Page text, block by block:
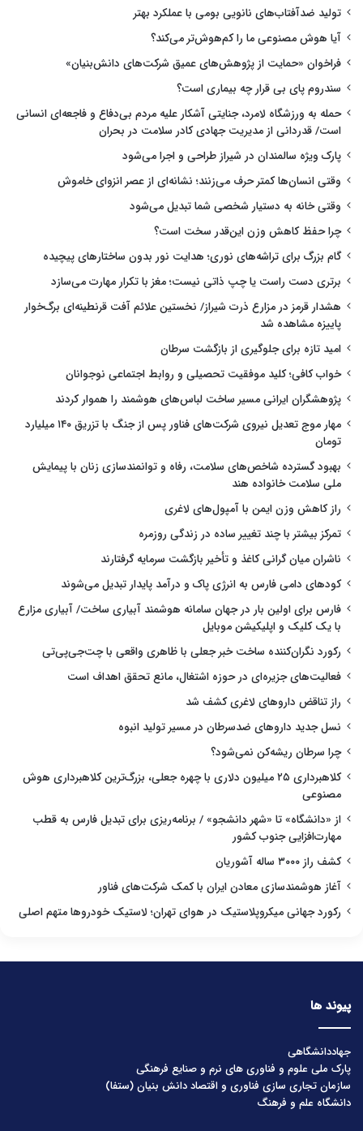
تولید ضدآفتاب‌های نانویی بومی با عملکرد بهتر
آیا هوش مصنوعی ما را کم‌هوش‌تر می‌کند؟
فراخوان «حمایت از پژوهش‌های عمیق شرکت‌های دانش‌بنیان»
سندروم پای بی قرار چه بیماری است؟
حمله به ورزشگاه لامرد، جنایتی آشکار علیه مردم بی‌دفاع و فاجعه‌ای انسانی
است/ قدردانی از مدیریت جهادی کادر سلامت در بحران
پارک ویژه سالمندان در شیراز طراحی و اجرا می‌شود
وقتی انسان‌ها کمتر حرف می‌زنند؛ نشانه‌ای از عصر انزوای خاموش
وقتی خانه به دستیار شخصی شما تبدیل می‌شود
چرا حفظ کاهش وزن این‌قدر سخت است؟
گام بزرگ برای تراشه‌های نوری؛ هدایت نور بدون ساختارهای پیچیده
برتری دست راست یا چپ ذاتی نیست؛ مغز با تکرار مهارت می‌سازد
هشدار قرمز در مزارع ذرت شیراز/ نخستین علائم آفت قرنطینه‌ای برگ‌خوار
پاییزه مشاهده شد
امید تازه برای جلوگیری از بازگشت سرطان
خواب کافی؛ کلید موفقیت تحصیلی و روابط اجتماعی نوجوانان
پژوهشگران ایرانی مسیر ساخت لباس‌های هوشمند را هموار کردند
مهار موج تعدیل نیروی شرکت‌های فناور پس از جنگ با تزریق ۱۴۰ میلیارد
تومان
بهبود گسترده شاخص‌های سلامت، رفاه و توانمندسازی زنان با پیمایش
ملی سلامت خانواده هند
راز کاهش وزن ایمن با آمپول‌های لاغری
تمرکز بیشتر با چند تغییر ساده در زندگی روزمره
ناشران میان گرانی کاغذ و تأخیر بازگشت سرمایه گرفتارند
کودهای دامی فارس به انرژی پاک و درآمد پایدار تبدیل می‌شوند
فارس برای اولین بار در جهان سامانه هوشمند آبیاری ساخت/ آبیاری مزارع
با یک کلیک و اپلیکیشن موبایل
رکورد نگران‌کننده ساخت خبر جعلی با ظاهری واقعی با چت‌جی‌پی‌تی
فعالیت‌های جزیره‌ای در حوزه اشتغال، مانع تحقق اهداف است
راز تناقض داروهای لاغری کشف شد
نسل جدید داروهای ضدسرطان در مسیر تولید انبوه
چرا سرطان ریشه‌کن نمی‌شود؟
کلاهبرداری ۲۵ میلیون دلاری با چهره جعلی، بزرگ‌ترین کلاهبرداری هوش
مصنوعی
از «دانشگاه» تا «شهر دانشجو» / برنامه‌ریزی برای تبدیل فارس به قطب
مهارت‌افزایی جنوب کشور
کشف راز ۳۰۰۰ ساله آشوریان
آغاز هوشمندسازی معادن ایران با کمک شرکت‌های فناور
رکورد جهانی میکروپلاستیک در هوای تهران؛ لاستیک خودروها متهم اصلی
پیوند ها
جهاددانشگاهی
پارک ملی علوم و فناوری های نرم و صنایع فرهنگی
سازمان تجاری سازی فناوری و اقتصاد دانش بنیان (ستفا)
دانشگاه علم و فرهنگ